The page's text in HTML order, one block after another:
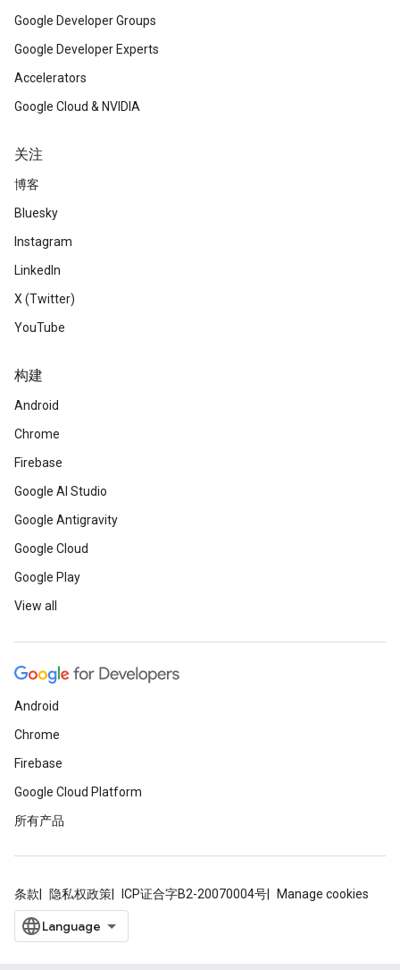
Google Developer Groups
Google Developer Experts
Accelerators
Google Cloud & NVIDIA
关注
博客
Bluesky
Instagram
LinkedIn
X (Twitter)
YouTube
构建
Android
Chrome
Firebase
Google AI Studio
Google Antigravity
Google Cloud
Google Play
View all
Android
Chrome
Firebase
Google Cloud Platform
所有产品
条款 隐私权政策 ICP证合字B2-20070004号 Manage cookies